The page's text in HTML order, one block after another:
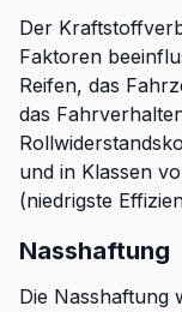
Der
Faktoren
Reifen, das
das
und in Klassen
(niedrigste
Nasshaftung
Die Nasshaftung